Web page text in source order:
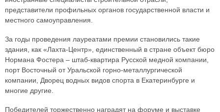
представители профильных органов государственной власти и
местного самоуправления.
За годы проведения лауреатами премии становились такие
здания, как «Лахта-Центр», единственный в стране объект бюро
Нормана Фостера – штаб-квартира Русской медной компании,
порт Восточный от Уральской горно-металлургической
компании, Дворец водных видов спорта в Екатеринбурге и
многие другие.
Победителей торжественно наградят на форуме и выставке